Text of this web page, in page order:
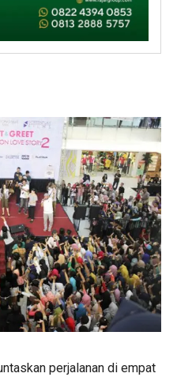
perjalanan di empat